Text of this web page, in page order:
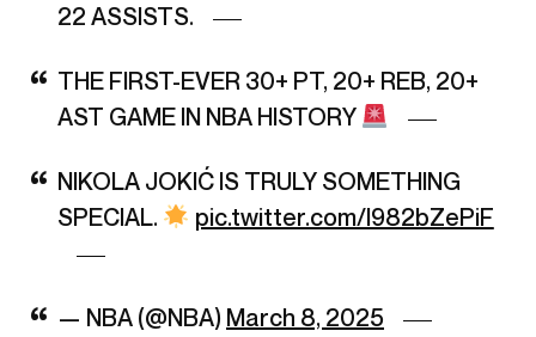
22 ASSISTS.
THE FIRST-EVER 30+ PT, 20+ REB, 20+
AST GAME IN NBA HISTORY
NIKOLA JOKIĆ IS TRULY SOMETHING
SPECIAL.
pic.twitter.com/I982bZePiF
— NBA (@NBA) March 8, 2025